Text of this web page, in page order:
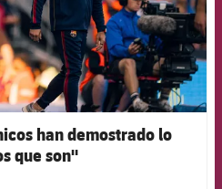
han demostrado lo
que son"